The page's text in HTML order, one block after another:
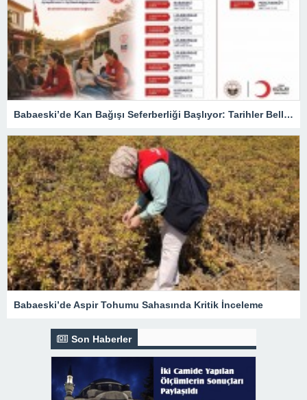
Babaeski’de Kan Bağışı Seferberliği Başlıyor: Tarihler Belli Oldu
Babaeski’de Aspir Tohumu Sahasında Kritik İnceleme
Son Haberler